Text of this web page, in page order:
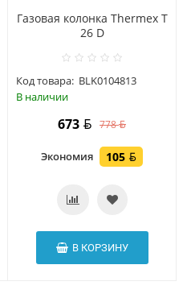
Газовая колонка Thermex T
26 D
Код товара: BLK0104813
В наличии
673 778
Экономия 105
В КОРЗИНУ